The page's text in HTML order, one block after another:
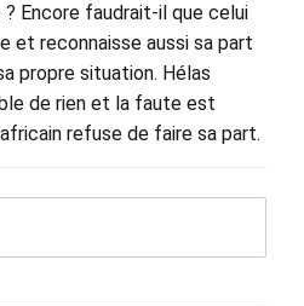
Encore faudrait-il que celui
et reconnaisse aussi sa part
propre situation. Hélas
de rien et la faute est
refuse de faire sa part.